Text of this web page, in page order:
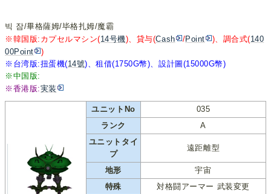
빅 잠/畢格薩姆/毕格扎姆/魔霸
※韓国版:カプセルマシン(14号機)、貸与(Cash /Point )、調合式(140
00Point
)
※台湾版:扭蛋機(14號)、租借(1750G幣)、設計圖(15000G幣)
※中国版:
※香港版:実装
ユニットNo
035
ランク
A
ユニットタイ
プ
遠距離型
地形
宇宙
特殊
対格闘アーマー 武装変更